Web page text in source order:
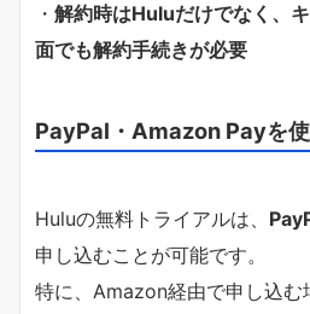
・ 解約時はHuluだけでなく、
面でも解約手続きが必要
PayPal・Amazon Payを
Huluの無料トライアルは、
申し込むことが可能です。
特に、Amazon経由で申し込む